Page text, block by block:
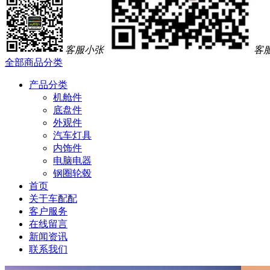
客服小张
客
全部商品分类
产品分类
机舱件
底盘件
外观件
汽车灯具
内饰件
电脑电器
钢圈轮毂
首页
关于车配配
客户服务
在线留言
新闻资讯
联系我们